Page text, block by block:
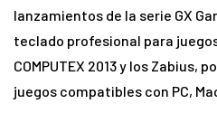
lanzamientos de la serie GX
teclado profesional para
COMPUTEX 2013 y los Zabius,
juegos compatibles con PC,